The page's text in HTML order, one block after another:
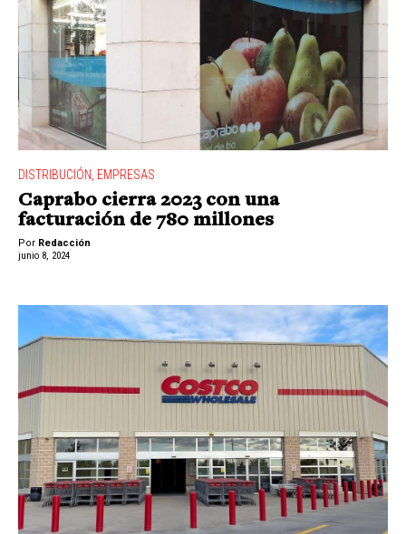
DISTRIBUCIÓN EMPRESAS
Caprabo cierra 2023 con una
facturación de 780 millones
Por Redacción
junio 8, 2024